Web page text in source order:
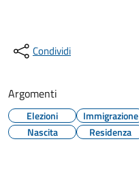
Condividi
Argomenti
Elezioni Immigrazione
Nascita
Residenza